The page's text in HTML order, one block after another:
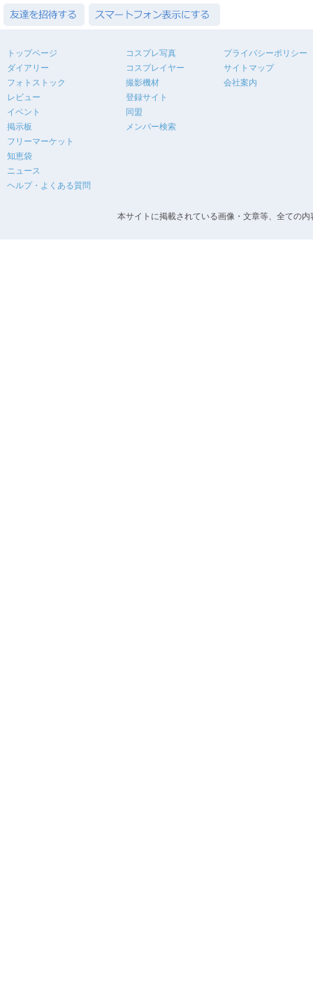
トップページ
ダイアリー
フォトストック
レビュー
イベント
掲示板
フリーマーケット
知恵袋
ニュース
ヘルプ・よくある質問
コスプレ写真
コスプレイヤー
撮影機材
登録サイト
同盟
メンバー検索
プライバシーポリシー
サイトマップ
会社案内
本サイトに掲載されている画像・文章等、全ての